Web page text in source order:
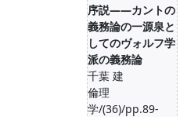
序説――カントの
義務論の一源泉と
してのヴォルフ学
派の義務論
千葉 建
倫理
学/(36)/pp.89-